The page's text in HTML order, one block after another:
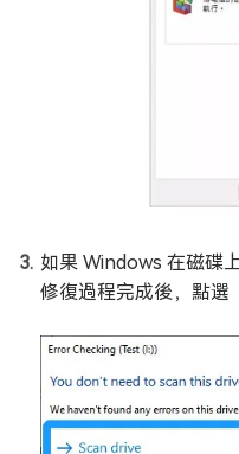
如果 Windows 在磁碟
修復過程完成後，點選